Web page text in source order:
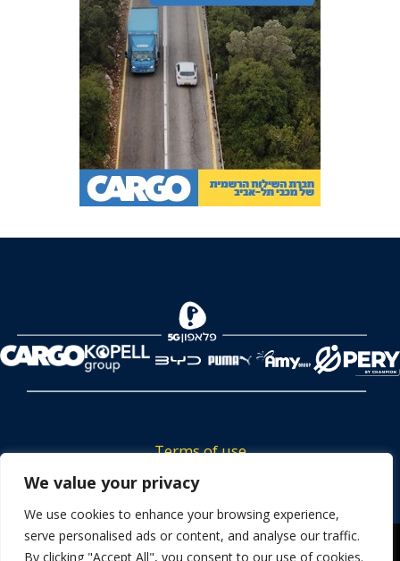
We value your privacy
We use cookies to enhance your browsing experience,
serve personalised ads or content, and analyse our traffic.
By clicking "Accept All", you consent to our use of cookies.
Terms of use
Tickets privacy policy
Career
Contact us
We use cookies to ensure that we give you the best